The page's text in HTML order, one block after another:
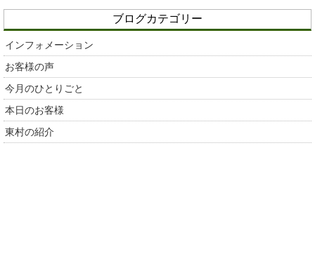
ブログカテゴリー
インフォメーション
お客様の声
今月のひとりごと
本日のお客様
東村の紹介